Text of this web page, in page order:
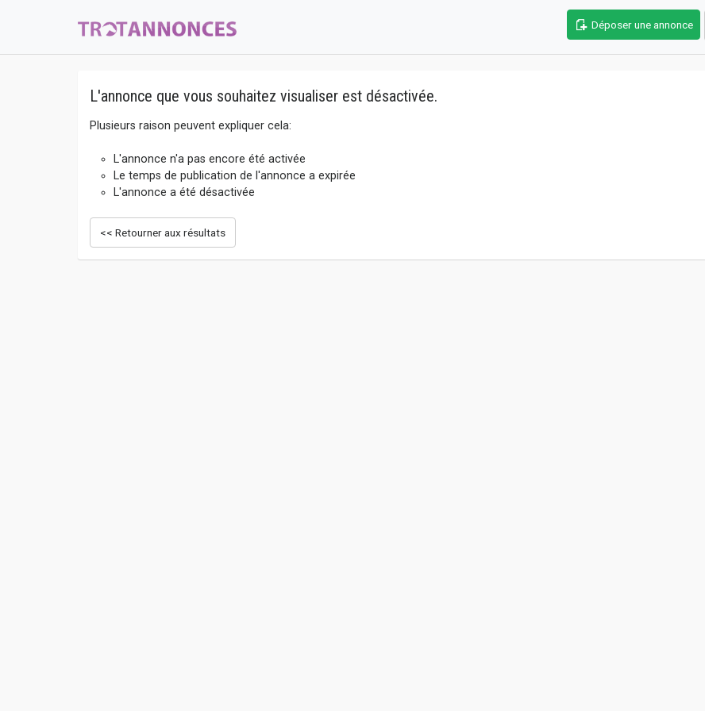
Déposer une annonce
L'annonce que vous souhaitez visualiser est désactivée.
Plusieurs raison peuvent expliquer cela:
L'annonce n'a pas encore été activée
Le temps de publication de l'annonce a expirée
L'annonce a été désactivée
<< Retourner aux résultats